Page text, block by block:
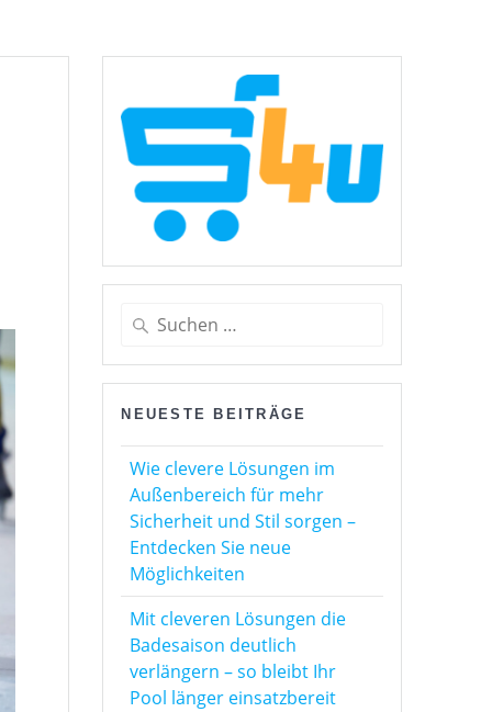
Suchen
NEUESTE BEITRÄGE
Wie clevere Lösungen im
Außenbereich für mehr
Sicherheit und Stil sorgen –
Entdecken Sie neue
Möglichkeiten
Mit cleveren Lösungen die
Badesaison deutlich
verlängern – so bleibt Ihr
Pool länger einsatzbereit